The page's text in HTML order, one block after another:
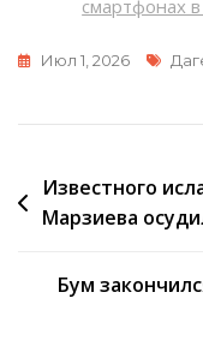
смартфонах
Июл 1, 2026
Навигация
по
Известного
Марзиева
Бум